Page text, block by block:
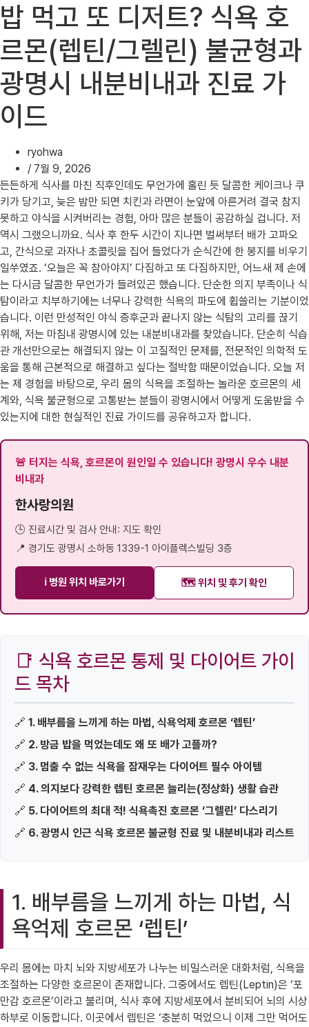
밥 먹고 또 디저트? 식욕 호
르몬(렙틴/그렐린) 불균형과
광명시 내분비내과 진료 가
이드
ryohwa
/ 7월 9, 2026
든든하게 식사를 마친 직후인데도 무언가에 홀린 듯 달콤한 케이크나 쿠
키가 당기고, 늦은 밤만 되면 치킨과 라면이 눈앞에 아른거려 결국 참지
못하고 야식을 시켜버리는 경험, 아마 많은 분들이 공감하실 겁니다. 저
역시 그랬으니까요. 식사 후 한두 시간이 지나면 벌써부터 배가 고파오
고, 간식으로 과자나 초콜릿을 집어 들었다가 순식간에 한 봉지를 비우기
일쑤였죠. ‘오늘은 꼭 참아야지’ 다짐하고 또 다짐하지만, 어느새 제 손에
는 다시금 달콤한 무언가가 들려있곤 했습니다. 단순한 의지 부족이나 식
탐이라고 치부하기에는 너무나 강력한 식욕의 파도에 휩쓸리는 기분이었
습니다. 이런 만성적인 야식 증후군과 끝나지 않는 식탐의 고리를 끊기
위해, 저는 마침내 광명시에 있는 내분비내과를 찾았습니다. 단순히 식습
관 개선만으로는 해결되지 않는 이 고질적인 문제를, 전문적인 의학적 도
움을 통해 근본적으로 해결하고 싶다는 절박함 때문이었습니다. 오늘 저
는 제 경험을 바탕으로, 우리 몸의 식욕을 조절하는 놀라운 호르몬의 세
계와, 식욕 불균형으로 고통받는 분들이 광명시에서 어떻게 도움받을 수
있는지에 대한 현실적인 진료 가이드를 공유하고자 합니다.
🚨 터지는 식욕, 호르몬이 원인일 수 있습니다! 광명시 우수 내분
비내과
한사랑의원
🕒 진료시간 및 검사 안내: 지도 확인
📍 경기도 광명시 소하동 1339-1 아이플렉스빌딩 3층
ℹ️ 병원 위치 바로가기 🗺️ 위치 및 후기 확인
📑 식욕 호르몬 통제 및 다이어트 가이
드 목차
🔗 1. 배부름을 느끼게 하는 마법, 식욕억제 호르몬 ‘렙틴’
🔗 2. 방금 밥을 먹었는데도 왜 또 배가 고플까?
🔗 3. 멈출 수 없는 식욕을 잠재우는 다이어트 필수 아이템
🔗 4. 의지보다 강력한 렙틴 호르몬 늘리는(정상화) 생활 습관
🔗 5. 다이어트의 최대 적! 식욕촉진 호르몬 ‘그렐린’ 다스리기
🔗 6. 광명시 인근 식욕 호르몬 불균형 진료 및 내분비내과 리스트
1. 배부름을 느끼게 하는 마법, 식
욕억제 호르몬 ‘렙틴’
우리 몸에는 마치 뇌와 지방세포가 나누는 비밀스러운 대화처럼, 식욕을
조절하는 다양한 호르몬이 존재합니다. 그중에서도 렙틴(Leptin)은 ‘포
만감 호르몬’이라고 불리며, 식사 후에 지방세포에서 분비되어 뇌의 시상
하부로 이동합니다. 이곳에서 렙틴은 ‘충분히 먹었으니 이제 그만 먹어도